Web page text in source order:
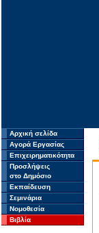
Αρχική σελίδα
Αγορά Εργασίας
Επιχειρηματικότητα
Προσλήψεις
στο Δημόσιο
Εκπαίδευση
Σεμινάρια
Νομοθεσία
Βιβλία